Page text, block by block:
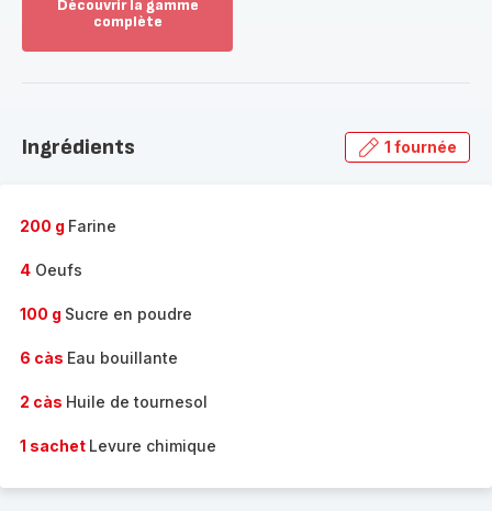
Découvrir la gamme
complète
gamme
Ingrédients 1 fournée
200 g Farine
4 Oeufs
100 g Sucre en poudre
6 càs Eau bouillante
2 càs Huile de tournesol
1 sachet Levure chimique